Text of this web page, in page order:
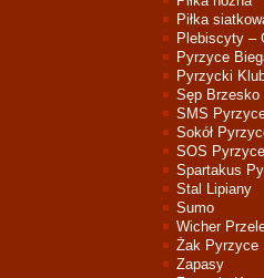
Piłka
Plebiscyty –
Pyrzyce
Pyrzycki
Sęp Brzesko
SMS
Sokół
SOS Pyrzyce
Spartakus
Stal Lipiany
Sumo
Wicher
Żak Pyrzyce
Zapasy